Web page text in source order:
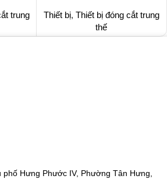
trung
Thiết bị, Thiết bị đóng cắt trung
thế
Hưng Phước IV, Phường Tân Hưng,